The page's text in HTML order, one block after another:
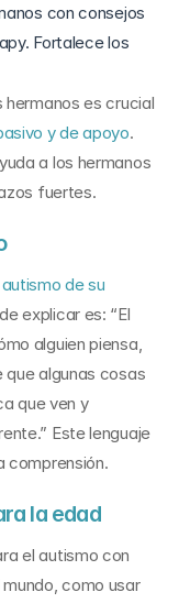
con consejos
Fortalece los
es crucial
y de apoyo.
a los hermanos
fuertes.
autismo de su
explicar es: “El
alguien piensa,
algunas cosas
que ven y
Este lenguaje
comprensión.
la edad
el autismo con
como usar